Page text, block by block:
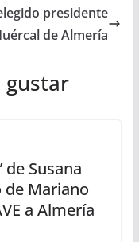
presidente
de Almería
gustar
de Susana
Mariano
a Almería